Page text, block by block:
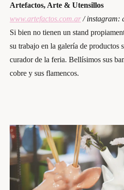
Artefactos, Arte & Utensillos
www.artefactos.com.ar / instagram:
Si bien no tienen un stand
su trabajo en la galería de productos
curador de la feria. Bellísimos sus
cobre y sus flamencos.